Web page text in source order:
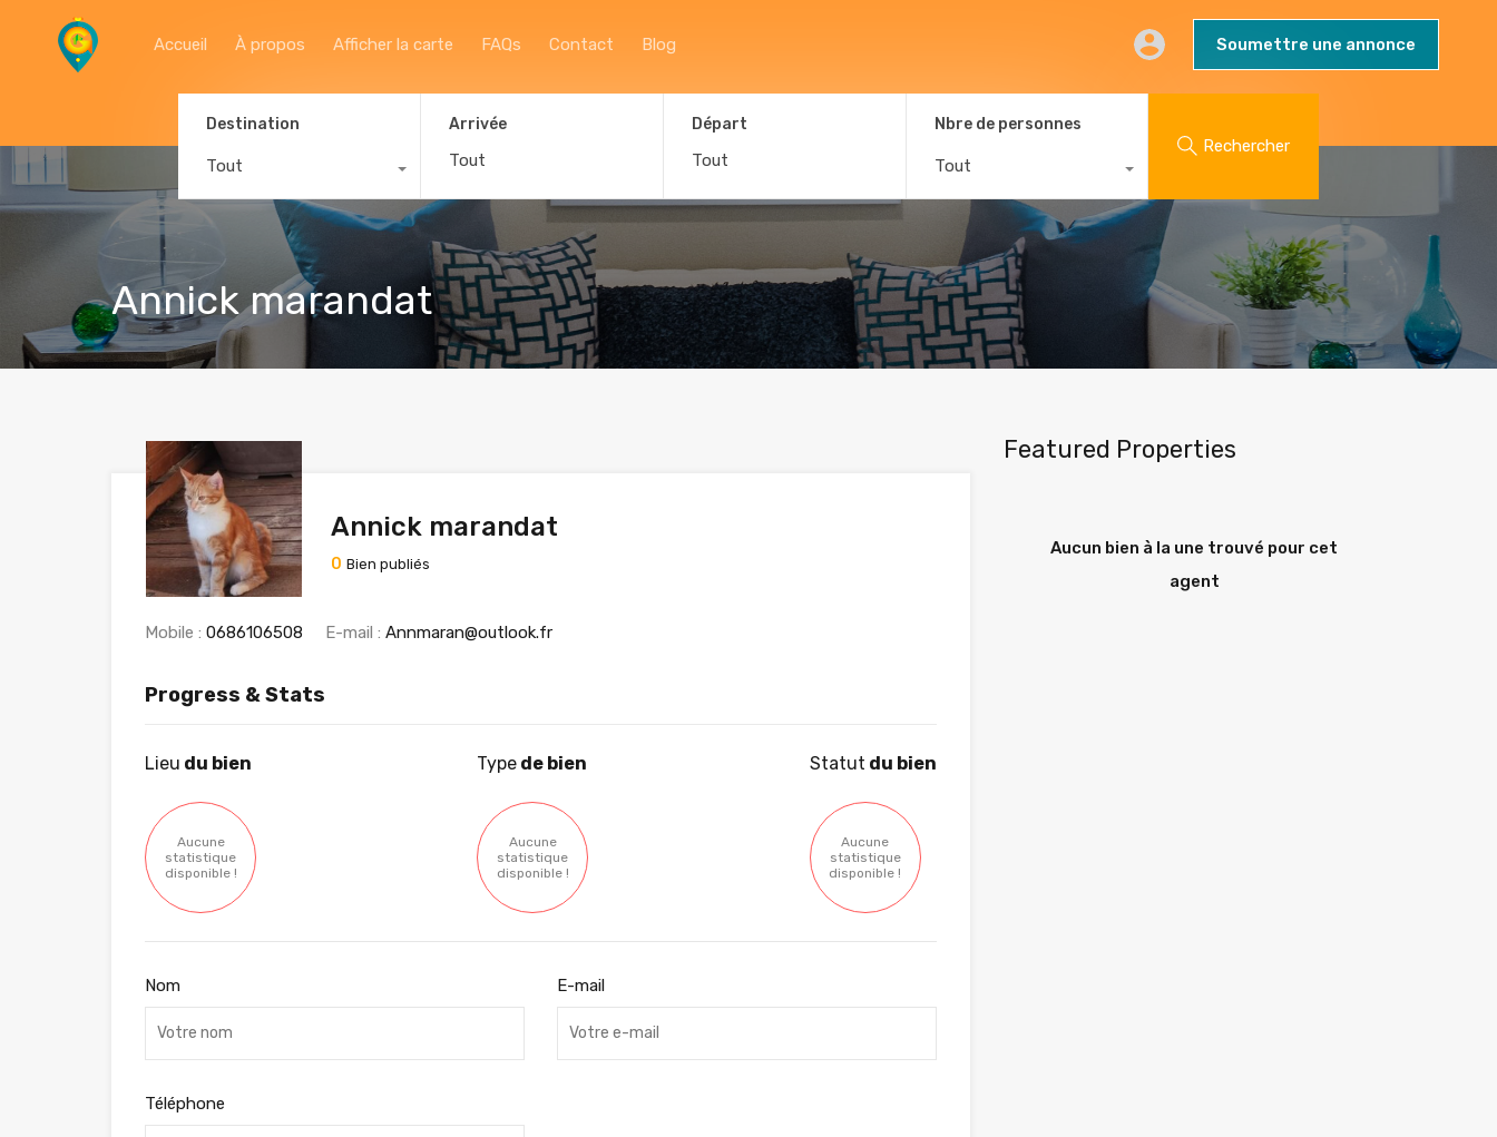
Accueil Blog Soumettre une annonce
Accueil À propos Afficher la carte FAQs Contact Blog Soumettre une annonce
Destination
Tout
Arrivée Départ Nbre de personnes
Tout
Rechercher
Annick marandat
Annick marandat
0 Bien publiés
Mobile : 0686106508 E-mail : Annmaran@outlook.fr
Progress & Stats
Lieu du bien
Aucune
statistique
disponible !
Type de bien
Aucune
statistique
disponible !
Statut du bien
Aucune
statistique
disponible !
Nom E-mail
Téléphone
Featured Properties
Aucun bien à la une trouvé pour cet
agent